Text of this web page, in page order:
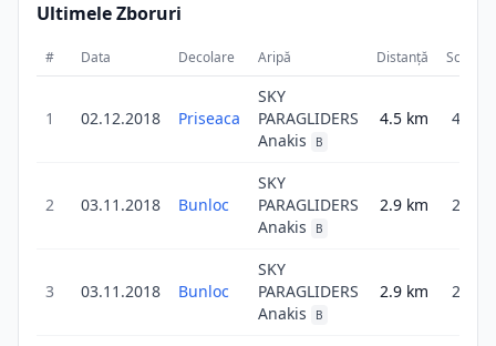
Ultimele Zboruri
# Data Decolare Aripă Distanță Scor
1 02.12.2018 Priseaca
SKY
PARAGLIDERS
Anakis
B
4.5 km 4.5
2 03.11.2018 Bunloc
SKY
PARAGLIDERS
Anakis
B
2.9 km 2.9
3 03.11.2018 Bunloc
SKY
PARAGLIDERS
Anakis
B
2.9 km 2.9